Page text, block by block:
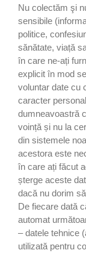
Nu colectăm şi
sensibile
politice,
sănătate, viață
în care ne-ați
explicit în mod
voluntar date cu
caracter
dumneavoastră
voință și nu la
din sistemele
acestora este
în care ați făcut
șterge aceste
dacă nu dorim
De fiecare dată
automat
– datele tehnice
utilizată pentru